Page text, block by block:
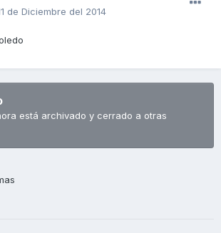
de Diciembre del 2014
está archivado y cerrado a otras